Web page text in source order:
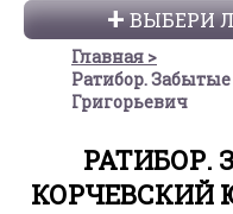
ВЫБЕРИ
Главная
Ратибор.
Григорьевич
РАТИБОР.
КОРЧЕВСКИЙ